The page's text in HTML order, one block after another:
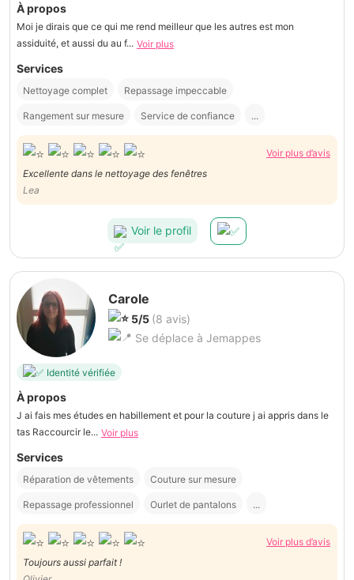
À propos
Moi je dirais que ce qui me rend meilleur que les autres est mon
assiduité, et aussi du au f... Voir plus
Services
Nettoyage complet Repassage impeccable
Rangement sur mesure Service de confiance ...
Voir plus d’avis
Excellente dans le nettoyage des fenêtres
Lea
Voir le profil
Carole
5/5 (8 avis)
Se déplace à Jemappes
Identité vérifiée
À propos
J ai fais mes études en habillement et pour la couture j ai appris dans le
tas Raccourcir le... Voir plus
Services
Réparation de vêtements Couture sur mesure
Repassage professionnel Ourlet de pantalons ...
Voir plus d’avis
Toujours aussi parfait !